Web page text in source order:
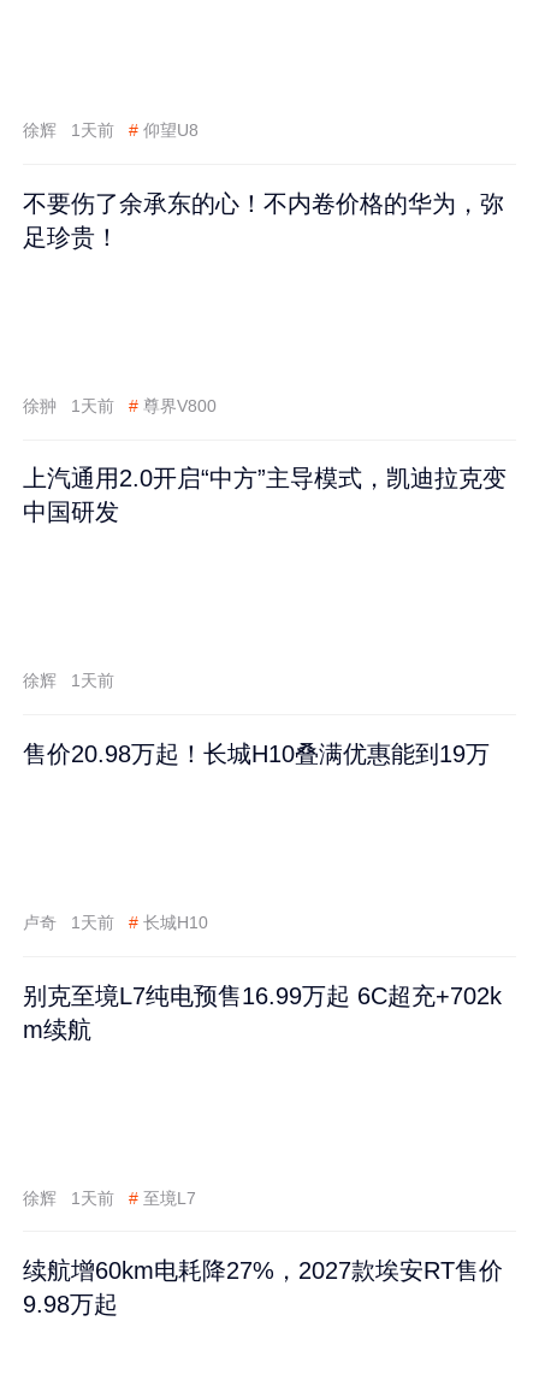
徐辉 1天前 # 仰望U8
不要伤了余承东的心！不内卷价格的华为，弥
足珍贵！
徐翀 1天前 # 尊界V800
上汽通用2.0开启“中方”主导模式，凯迪拉克变
中国研发
徐辉 1天前
售价20.98万起！长城H10叠满优惠能到19万
卢奇 1天前 # 长城H10
别克至境L7纯电预售16.99万起 6C超充+702k
m续航
徐辉 1天前 # 至境L7
续航增60km电耗降27%，2027款埃安RT售价
9.98万起